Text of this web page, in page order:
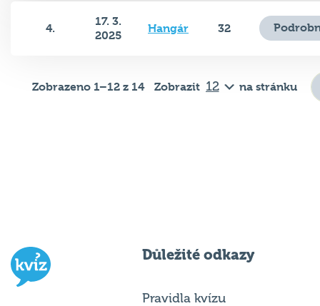
4.
17. 3.
2025
Hangár 32
Zobrazeno 1–12 z 14 Zobrazit na stránku
Důležité odkazy
Pravidla kvízu